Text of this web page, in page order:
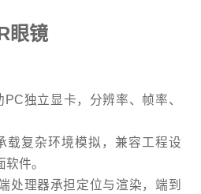
眼镜
PC独立显卡，分辨率、帧率、
载复杂环境模拟，兼容工程设
件。
处理器承担定位与渲染，端到